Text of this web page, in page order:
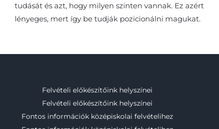
tudását és azt, hogy milyen szinten vannak. Ez azért
lényeges, mert így be tudják pozicionálni magukat.
Felvételi előkészítőink helyszínei
Felvételi előkészítőink helyszínei
Fontos információk középiskolai felvételihez